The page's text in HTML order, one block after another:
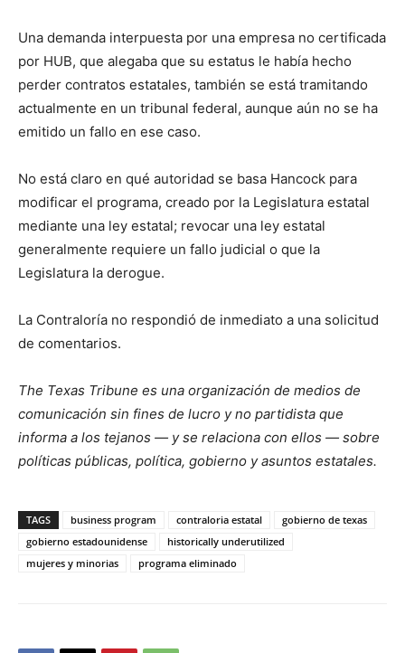
Una demanda interpuesta por una empresa no certificada
por HUB, que alegaba que su estatus le había hecho
perder contratos estatales, también se está tramitando
actualmente en un tribunal federal, aunque aún no se ha
emitido un fallo en ese caso.
No está claro en qué autoridad se basa Hancock para
modificar el programa, creado por la Legislatura estatal
mediante una ley estatal; revocar una ley estatal
generalmente requiere un fallo judicial o que la
Legislatura la derogue.
La Contraloría no respondió de inmediato a una solicitud
de comentarios.
The Texas Tribune es una organización de medios de
comunicación sin fines de lucro y no partidista que
informa a los tejanos — y se relaciona con ellos — sobre
políticas públicas, política, gobierno y asuntos estatales.
TAGS business program contraloria estatal
gobierno de texas
gobierno estadounidense
historically underutilized
mujeres y minorias
programa eliminado